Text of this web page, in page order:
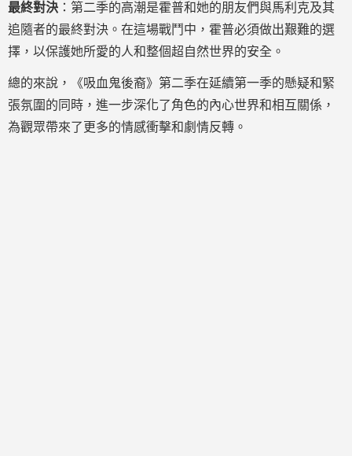
最終對決 ：第二季的高潮是霍普和她的朋友們與馬利克及其
追隨者的最終對決。在這場戰鬥中，霍普必須做出艱難的選
擇，以保護她所愛的人和整個超自然世界的安全。
總的來說，《吸血鬼後裔》第二季在延續第一季的懸疑和緊
張氛圍的同時，進一步深化了角色的內心世界和相互關係，
為觀眾帶來了更多的情感衝擊和劇情反轉。